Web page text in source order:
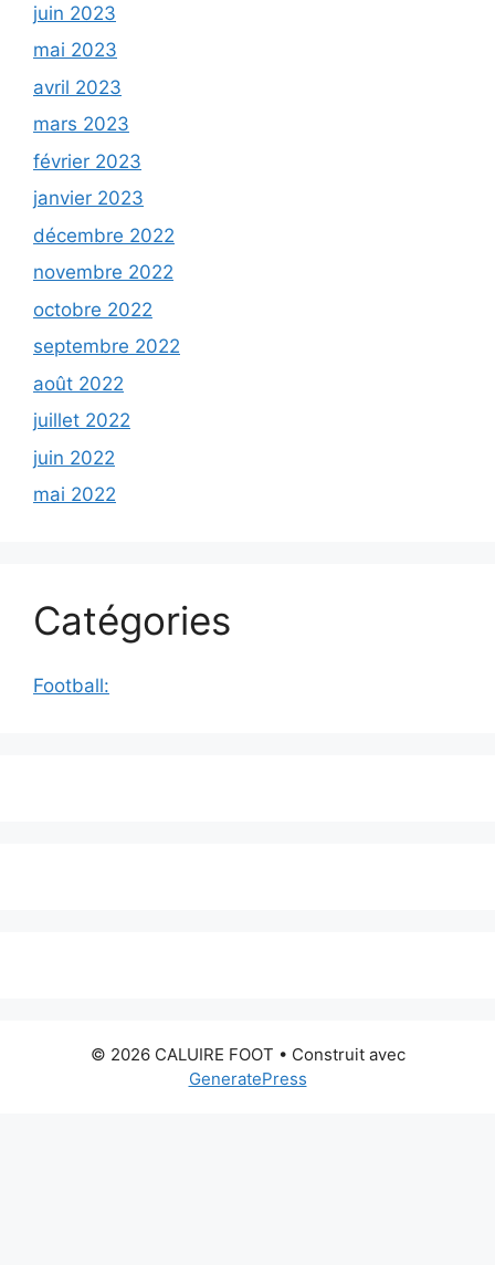
juin 2023
mai 2023
avril 2023
mars 2023
février 2023
janvier 2023
décembre 2022
novembre 2022
octobre 2022
septembre 2022
août 2022
juillet 2022
juin 2022
mai 2022
Catégories
Football:
© 2026 CALUIRE FOOT • Construit avec
GeneratePress